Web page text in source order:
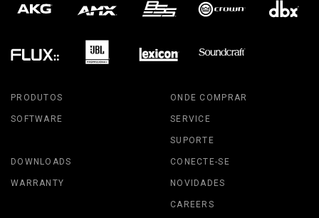
PRODUTOS
SOFTWARE
ONDE COMPRAR
SERVICE
SUPORTE
DOWNLOADS
WARRANTY
CONECTE-SE
NOVIDADES
CAREERS